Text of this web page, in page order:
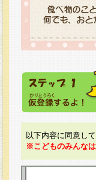
以下内容に同意し
※こどものみんな